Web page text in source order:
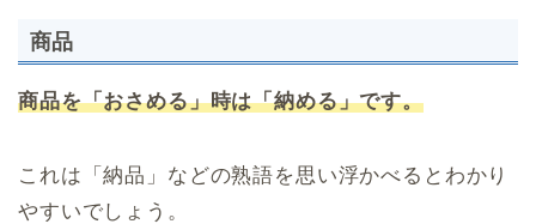
商品
商品を「おさめる」時は「納める」です。
これは「納品」などの熟語を思い浮かべるとわかり
やすいでしょう。